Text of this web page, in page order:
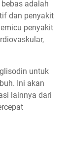
adalah
dan penyakit
penyakit
untuk
Ini akan
lainnya dari